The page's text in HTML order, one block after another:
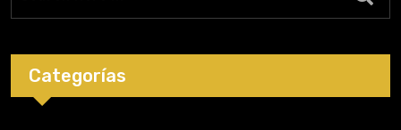
Categorías